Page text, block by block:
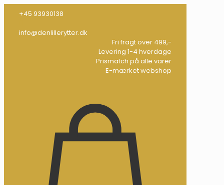
+45 93930138
info@denlillerytter.dk
Fri fragt over 499,-
Levering 1-4 hverdage
Prismatch på alle varer
E-mærket webshop